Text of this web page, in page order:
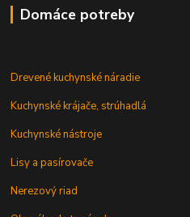
Domáce potreby
Drevené kuchynské náradie
Kuchynské krájače, strúhadlá
Kuchynské nástroje
Lisy a pasírovače
Nerezový riad